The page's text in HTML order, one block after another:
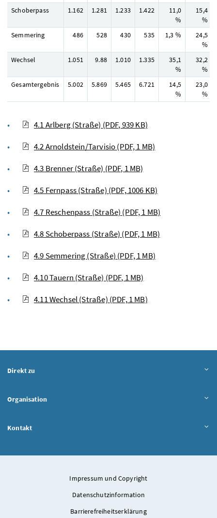
Schoberpass
1.162 1.281 1.233 1.422
11,0
%
15,4
%
Semmering
486 528 430 535 1,3 %
24,5
%
Wechsel
1.051 9.88 1.010 1.335
35,1
%
32,2
%
Gesamtergebnis
5.002 5.869 5.465 6.721
14,5
%
23,0
%
4.1 Arlberg (Straße) (PDF, 939 KB)
4.2 Arnoldstein/Tarvisio(PDF, 1 MB)
4.3 Brenner (Straße) (PDF, 1 MB)
4.5 Fernpass (Straße) (PDF, 1006 KB)
4.7 Reschenpass (Straße) (PDF, 1 MB)
4.8 Schoberpass (Straße) (PDF, 1 MB)
4.9 Semmering (Straße) (PDF, 1 MB)
4.10 Tauern (Straße) (PDF, 1 MB)
4.11 Wechsel (Straße) (PDF, 1 MB)
Direkt zu
Organisation
Kontakt
Impressum und Copyright
Datenschutzinformation
Barrierefreiheitserklärung